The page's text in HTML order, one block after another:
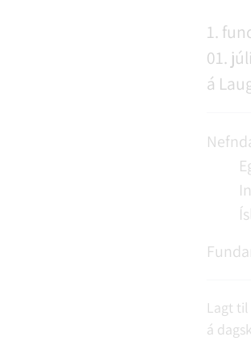
STARFSFÓLK
1.
01.
á
Lagt
á